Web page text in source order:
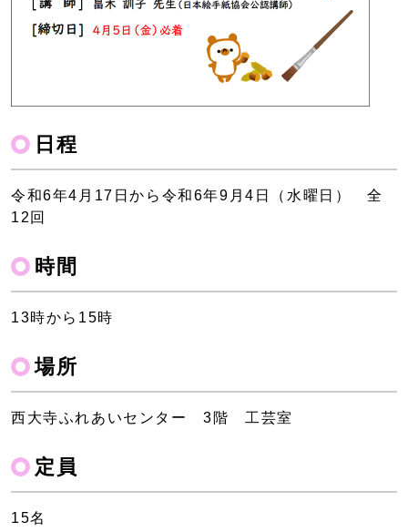
日程
令和6年4月17日から令和6年9月4日（水曜日） 全
12回
時間
13時から15時
場所
西大寺ふれあいセンター 3階 工芸室
定員
15名